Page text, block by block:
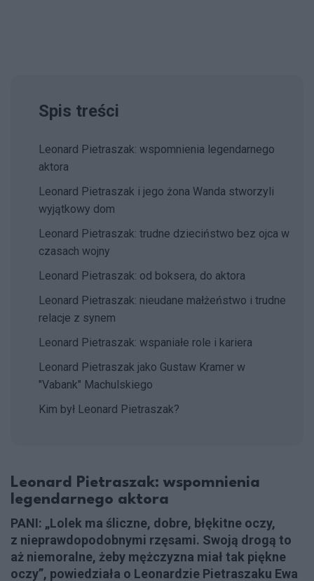
Spis treści
Leonard Pietraszak: wspomnienia legendarnego
aktora
Leonard Pietraszak i jego żona Wanda stworzyli
wyjątkowy dom
Leonard Pietraszak: trudne dzieciństwo bez ojca w
czasach wojny
Leonard Pietraszak: od boksera, do aktora
Leonard Pietraszak: nieudane małżeństwo i trudne
relacje z synem
Leonard Pietraszak: wspaniałe role i kariera
Leonard Pietraszak jako Gustaw Kramer w
"Vabank" Machulskiego
Kim był Leonard Pietraszak?
Leonard Pietraszak: wspomnienia
legendarnego aktora
PANI: „Lolek ma śliczne, dobre, błękitne oczy,
z nieprawdopodobnymi rzęsami. Swoją drogą to
aż niemoralne, żeby mężczyzna miał tak piękne
oczy”, powiedziała o Leonardzie Pietraszaku Ewa